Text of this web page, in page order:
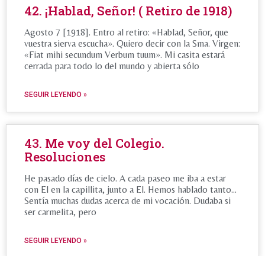
42. ¡Hablad, Señor! ( Retiro de 1918)
Agosto 7 [1918]. Entro al retiro: «Hablad, Señor, que
vuestra sierva escucha». Quiero decir con la Sma. Virgen:
«Fiat mihi secundum Verbum tuum». Mi casita estará
cerrada para todo lo del mundo y abierta sólo
SEGUIR LEYENDO »
43. Me voy del Colegio.
Resoluciones
He pasado días de cielo. A cada paseo me iba a estar
con El en la capillita, junto a El. Hemos hablado tanto…
Sentía muchas dudas acerca de mi vocación. Dudaba si
ser carmelita, pero
SEGUIR LEYENDO »